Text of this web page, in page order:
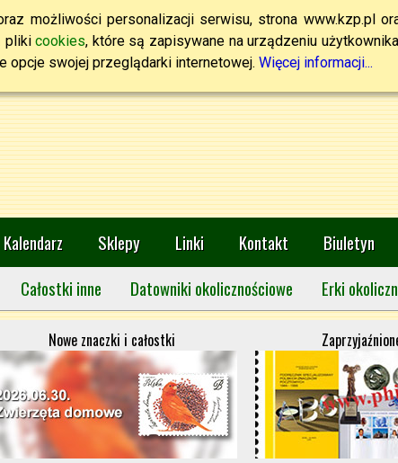
możliwości personalizacji serwisu, strona www.kzp.pl
plikicookies, które są zapisywane na urządzeniu
opcje swojej przeglądarki internetowej. Więcej informacji...
Kalendarz Sklepy Linki Kontakt
Biuletyn
Całostki inne Datowniki okolicznościowe Erki
Nowe znaczki i całostki